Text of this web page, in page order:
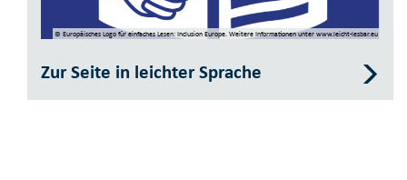
© Europäisches Logo­ für einfaches ­Lesen: Inclusion Europe. Weitere Informationen­ unter www.leicht-lesbar.eu
Zur Seite in leichter Sprache